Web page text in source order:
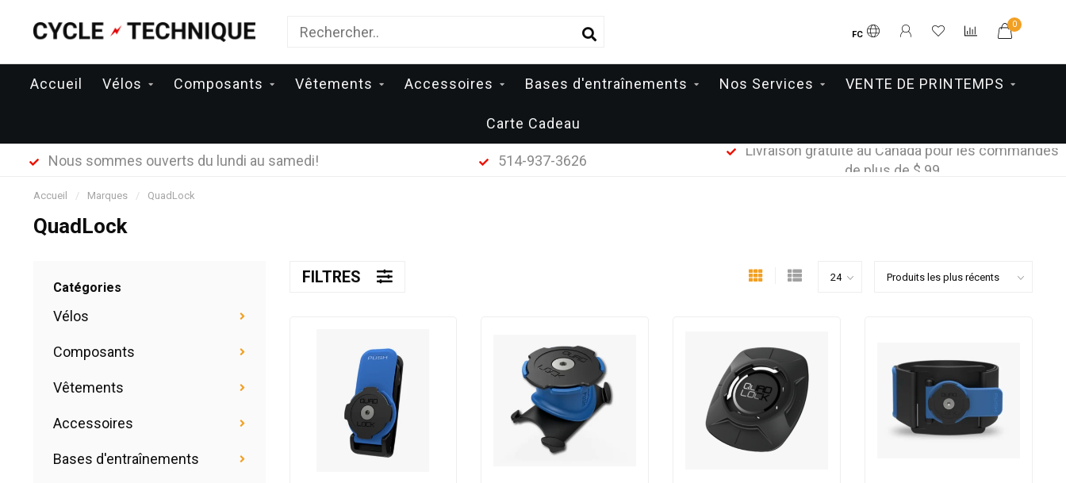
FC
0
Accueil Vélos Composants Vêtements Accessoires Bases d'entraînements Nos Services VENTE DE PRINTEMPS
Carte Cadeau
Nous sommes ouverts du lundi au samedi! 514-937-3626
Livraison gratuite au Canada pour les commandes
de plus de $ 99
Accueil / Marques / QuadLock
QuadLock
Catégories
Vélos
Composants
Vêtements
Accessoires
Bases d'entraînements
FILTRES